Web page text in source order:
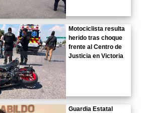
Motociclista resulta
herido tras choque
frente al Centro de
Justicia en Victoria
Guardia Estatal